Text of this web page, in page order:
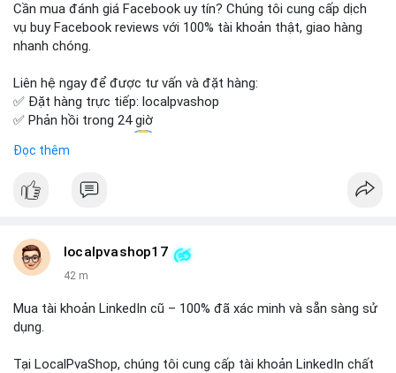
Đừng bỏ lỡ cơ hội sở hữu tài khoản WeChat chất lượng với giá
tốt. Liên hệ ngay!
Cần mua đánh giá Facebook uy tín? Chúng tôi cung cấp dịch
vụ buy Facebook reviews với 100% tài khoản thật, giao hàng
nhanh chóng.
Liên hệ ngay để được tư vấn và đặt hàng:
✅ Đặt hàng trực tiếp: localpvashop
✅ Phản hồi trong 24 giờ
✅ WhatsApp: +1 (66
✅ Telegram: @localpvashop
✅ Email: localpvashop@gmail.com
Đọc thêm
localpvashop17
42 m
Mua tài khoản LinkedIn cũ – 100% đã xác minh và sẵn sàng sử
dụng.
Tại LocalPvaShop, chúng tôi cung cấp tài khoản LinkedIn chất